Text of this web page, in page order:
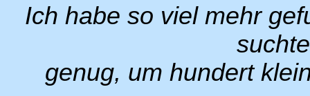
Ich habe so viel mehr
genug, um hundert